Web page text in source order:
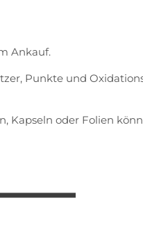
Ankauf.
Punkte und
Kapseln oder Folien